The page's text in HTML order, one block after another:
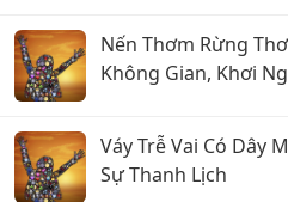
Nến Thơm Rừng
Không Gian, Khơi
Váy Trễ Vai Có Dây
Sự Thanh Lịch